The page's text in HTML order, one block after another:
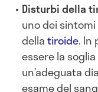
Disturbi della
uno dei
dellatiroide. In
essere la soglia
un’adeguata
esame del